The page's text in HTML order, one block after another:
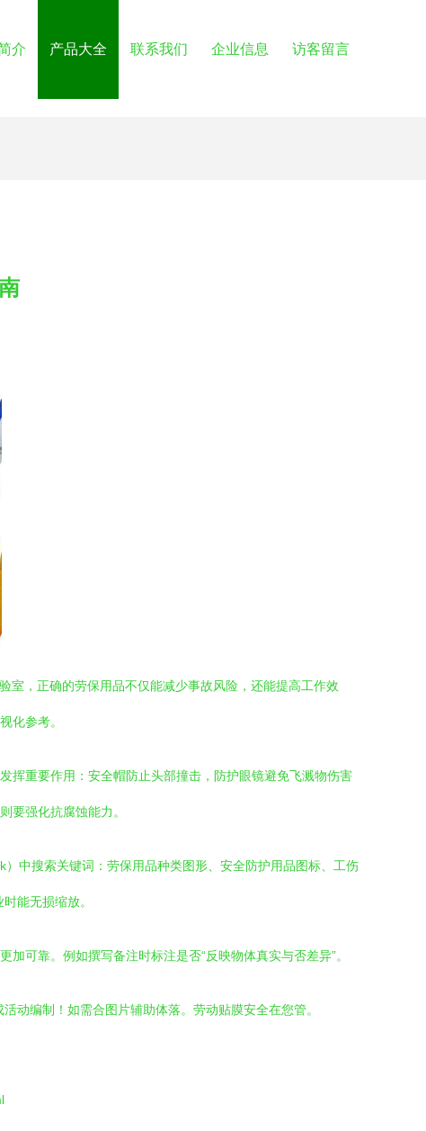
介 产品大全 联系我们 企业信息 访客留言
室，正确的劳保用品不仅能减少事故风险，还能提高工作效
化参考。
挥重要作用：安全帽防止头部撞击，防护眼镜避免飞溅物伤害
要强化抗腐蚀能力。
中搜索关键词：劳保用品种类图形、安全防护用品图标、工伤
能无损缩放。
可靠。例如撰写备注时标注是否“反映物体真实与否差异”。
动编制！如需合图片辅助体落。劳动贴膜安全在您管。